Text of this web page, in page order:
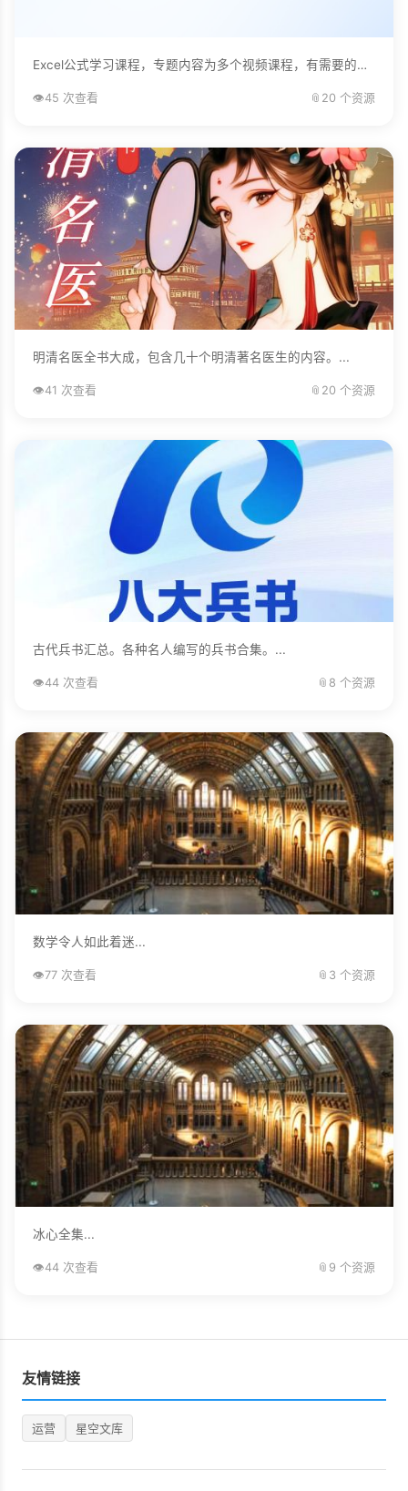
Excel公式学习课程，专题内容为多个视频课程，有需要的自己下载学习。...
👁️45 次查看 📎 20 个资源
明清名医全书大成，包含几十个明清著名医生的内容。...
👁️41 次查看 📎 20 个资源
古代兵书汇总。各种名人编写的兵书合集。...
👁️44 次查看 📎 8 个资源
数学令人如此着迷...
👁️77 次查看 📎 3 个资源
冰心全集...
👁️44 次查看 📎 9 个资源
友情链接
运营 星空文库